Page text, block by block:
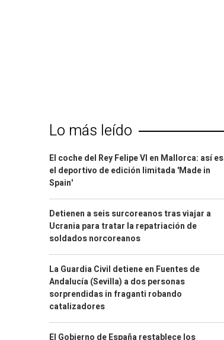
Lo más leído
El coche del Rey Felipe VI en Mallorca: así es
el deportivo de edición limitada 'Made in
Spain'
Detienen a seis surcoreanos tras viajar a
Ucrania para tratar la repatriación de
soldados norcoreanos
La Guardia Civil detiene en Fuentes de
Andalucía (Sevilla) a dos personas
sorprendidas in fraganti robando
catalizadores
El Gobierno de España restablece los